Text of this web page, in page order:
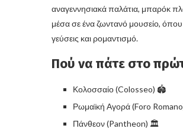
αναγεννησιακά παλάτια, μπαρόκ
μέσα σε ένα ζωντανό μουσείο, όπου
γεύσεις και ρομαντισμό.
Πού να πάτε στο
Κολοσσαίο (Colosseo) 🏟️
Ρωμαϊκή Αγορά (Foro
Πάνθεον (Pantheon) 🏛️